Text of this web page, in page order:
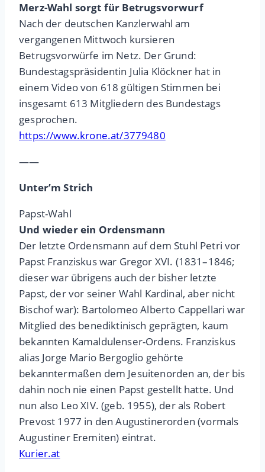
Merz-Wahl sorgt für Betrugsvorwurf
Nach der deutschen Kanzlerwahl am
vergangenen Mittwoch kursieren
Betrugsvorwürfe im Netz. Der Grund:
Bundestagspräsidentin Julia Klöckner hat in
einem Video von 618 gültigen Stimmen bei
insgesamt 613 Mitgliedern des Bundestags
gesprochen.
https://www.krone.at/3779480
——
Unter’m Strich
Papst-Wahl
Und wieder ein Ordensmann
Der letzte Ordensmann auf dem Stuhl Petri vor
Papst Franziskus war Gregor XVI. (1831–1846;
dieser war übrigens auch der bisher letzte
Papst, der vor seiner Wahl Kardinal, aber nicht
Bischof war): Bartolomeo Alberto Cappellari war
Mitglied des benediktinisch geprägten, kaum
bekannten Kamaldulenser-Ordens. Franziskus
alias Jorge Mario Bergoglio gehörte
bekanntermaßen dem Jesuitenorden an, der bis
dahin noch nie einen Papst gestellt hatte. Und
nun also Leo XIV. (geb. 1955), der als Robert
Prevost 1977 in den Augustinerorden (vormals
Augustiner Eremiten) eintrat.
Kurier.at